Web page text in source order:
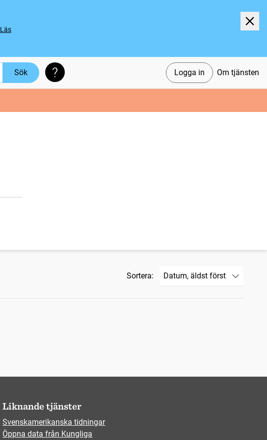
Läs
Logga in Om tjänsten
Sök Söktips
Sortera:
Liknande tjänster
Svenskamerikanska tidningar
Öppna data från Kungliga